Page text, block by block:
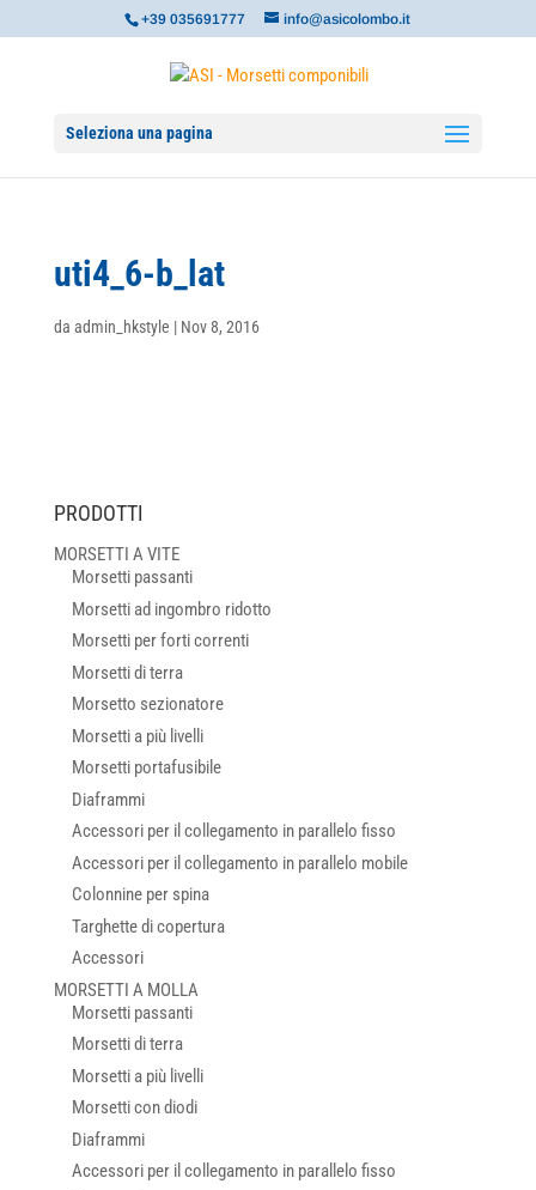
+39 035691777 info@asicolombo.it
Seleziona una pagina
uti4_6-b_lat
da admin_hkstyle | Nov 8, 2016
PRODOTTI
MORSETTI A VITE
Morsetti passanti
Morsetti ad ingombro ridotto
Morsetti per forti correnti
Morsetti di terra
Morsetto sezionatore
Morsetti a più livelli
Morsetti portafusibile
Diaframmi
Accessori per il collegamento in parallelo fisso
Accessori per il collegamento in parallelo mobile
Colonnine per spina
Targhette di copertura
Accessori
MORSETTI A MOLLA
Morsetti passanti
Morsetti di terra
Morsetti a più livelli
Morsetti con diodi
Diaframmi
Accessori per il collegamento in parallelo fisso